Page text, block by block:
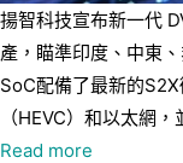
揚智科技宣布新一代
產，瞄準印度、中東
SoC配備了最新的
（HEVC）和以太網
Read more